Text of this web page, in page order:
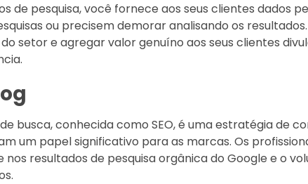
de pesquisa, você fornece aos seus clientes dados
ou precisem demorar analisando os
setor e agregar valor genuíno aos seus clientes
busca, conhecida como SEO, é uma estratégia de
um papel significativo para as marcas. Os
resultados de pesquisa orgânica do Google e o